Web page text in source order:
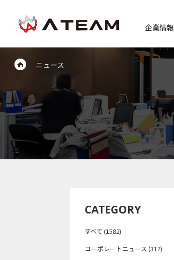
企業情報
ニュース
CATEGORY
すべて (1582)
コーポレートニュース (317)